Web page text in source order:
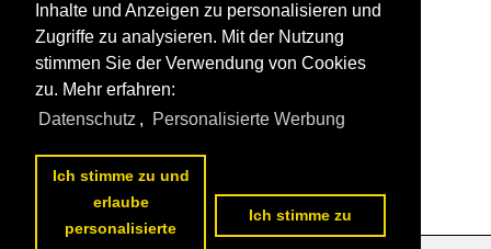
Inhalte und Anzeigen zu personalisieren und
Zugriffe zu analysieren. Mit der Nutzung
stimmen Sie der Verwendung von Cookies
zu. Mehr erfahren:
Datenschutz , Personalisierte Werbung
Ich stimme zu und
erlaube
personalisierte
Ich stimme zu